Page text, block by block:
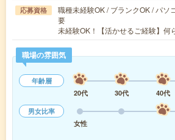
応募資格
職種未経験OK / ブランクOK / パソ
要
未経験OK！【活かせるご経験】何
職場の雰囲気
年齢層
20代
30代 40代
男女比率
女性